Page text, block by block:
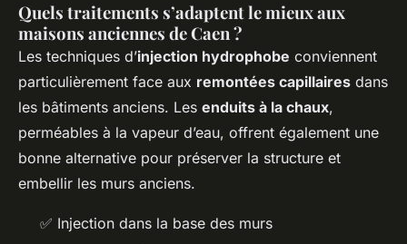
Quels traitements s’adaptent le mieux aux
maisons anciennes de Caen ?
Les techniques d’injection hydrophobe conviennent
particulièrement face aux remontées capillaires dans
les bâtiments anciens. Les enduits à la chaux,
perméables à la vapeur d’eau, offrent également une
bonne alternative pour préserver la structure et
embellir les murs anciens.
✅ Injection dans la base des murs